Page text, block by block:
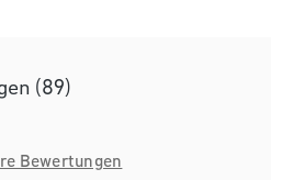
(89)
von 4.7 von 5 Sternen
Bewertungen